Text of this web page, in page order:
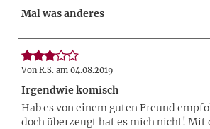
Mal was anderes
Von R.S. am 04.08.2019
Irgendwie komisch
Hab es von einem guten Freund
doch überzeugt hat es mich nicht! Mit